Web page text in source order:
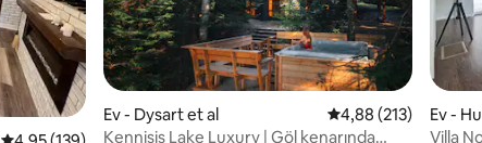
Ev - Dysart et al 5 üzerinden
4,88 (213)
Kennisis Lake Luxury | Göl kenarında
Ev -
Villa